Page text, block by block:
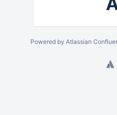
Powered by Atlassian